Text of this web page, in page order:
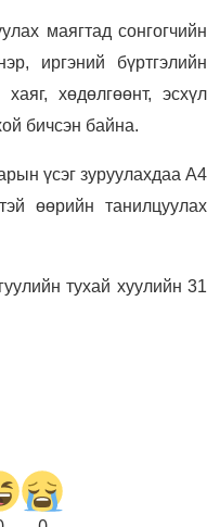
маягтад сонгогчийн
иргэний бүртгэлийн
хөдөлгөөнт, эсхүл
бичсэн байна.
үсэг зуруулахдаа А4
өөрийн танилцуулах
тухай хуулийн 31